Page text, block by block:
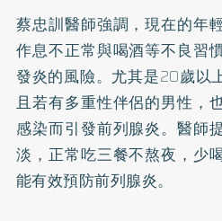
蔡忠訓醫師強調，現在的年
作息不正常與喝酒等不良習
發炎的風險。尤其是20歲以
且若有多重性伴侶的男性，
感染而引發前列腺炎。醫師
淡，正常吃三餐不熬夜，少
能有效預防前列腺炎。